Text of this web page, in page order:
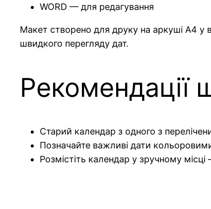
WORD — для редагування
Макет створено для друку на аркуші A4 у
швидкого перегляду дат.
Рекомендації
Старий календар з одного з
Позначайте важливі дати
Розмістіть календар у зручному